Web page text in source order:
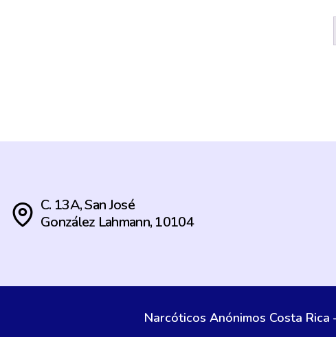
C. 13A, San José
González Lahmann, 10104
Narcóticos Anónimos Costa